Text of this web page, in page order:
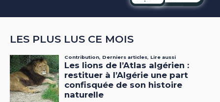
LES PLUS LUS CE MOIS